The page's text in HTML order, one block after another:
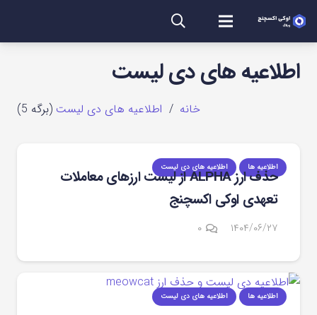
اطلاعیه های دی لیست
خانه / اطلاعیه های دی لیست (برگه 5)
اطلاعیه ها اطلاعیه های دی لیستحذف ارز ALPHA از لیست ارزهای معاملات
تعهدی اوکی اکسچنج
۱۴۰۴/۰۶/۲۷ ۰
اطلاعیه ها اطلاعیه های دی لیست